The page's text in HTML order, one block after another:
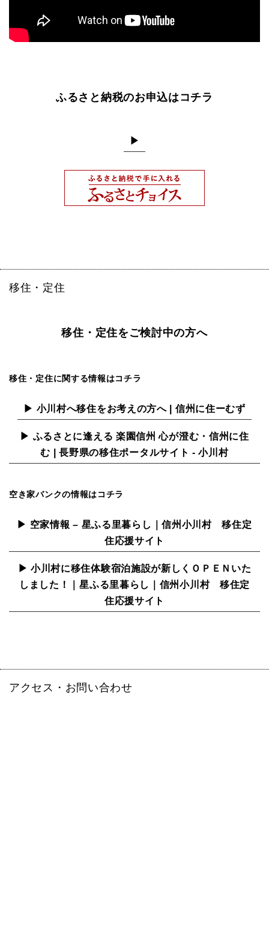
ふるさと納税のお申込はコチラ
▶
移住・定住
移住・定住をご検討中の方へ
移住・定住に関する情報はコチラ
▶ 小川村へ移住をお考えの方へ | 信州に住ーむず
▶ ふるさとに逢える 楽園信州 心が澄む・信州に住
む | 長野県の移住ポータルサイト - 小川村
空き家バンクの情報はコチラ
▶ 空家情報 – 星ふる里暮らし｜信州小川村 移住定
住応援サイト
▶ 小川村に移住体験宿泊施設が新しくＯＰＥＮいた
しました！｜星ふる里暮らし｜信州小川村 移住定
住応援サイト
アクセス・お問い合わせ